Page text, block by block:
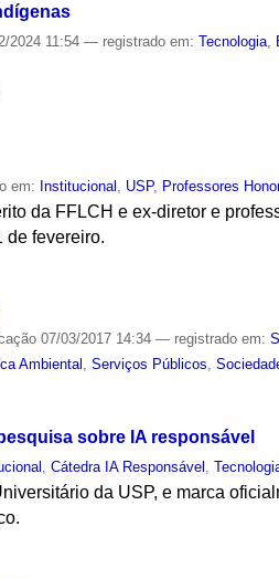
2024 11:54— registrado em:Tecnologia
em: Institucional USP, Professores
da FFLCH e ex-diretor e
de fevereiro.
07/03/2017 14:34— registrado em:
Ambiental,Serviços Públicos,
sobre IA responsável
,Cátedra IA Responsável ,
da USP, e marca